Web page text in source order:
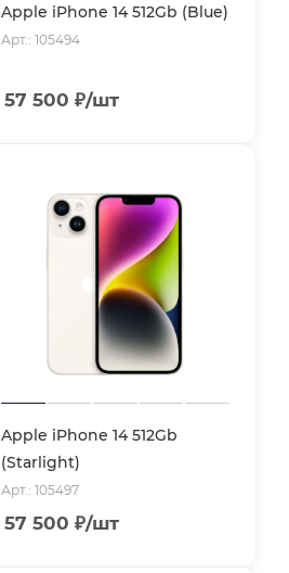
Apple iPhone 14 512Gb (Blue)
Арт.: 105494
57 500 ₽/шт
Apple iPhone 14 512Gb
(Starlight)
Арт.: 105497
57 500 ₽/шт